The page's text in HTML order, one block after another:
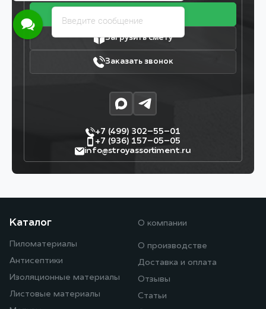
Загрузить смету
Заказать звонок
+7 (499) 302–55–01
+7 (936) 157–05–05
info@stroyassortiment.ru
Каталог
Пиломатериалы
Антисептики
Изоляционные материалы
Листовые материалы
О компании
О производстве
Доставка и оплата
Отзывы
Статьи
Введите сообщение